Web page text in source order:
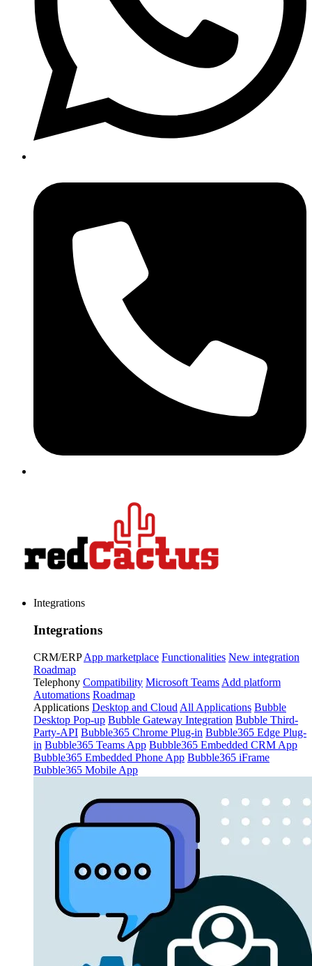
Integrations
Integrations
CRM/ERP App marketplace Functionalities New integration
Roadmap
Telephony Compatibility Microsoft Teams Add platform
Automations Roadmap
Applications Desktop and Cloud All Applications Bubble
Desktop Pop-up Bubble Gateway Integration Bubble Third-
Party-API Bubble365 Chrome Plug-in Bubble365 Edge Plug-
in Bubble365 Teams App Bubble365 Embedded CRM App
Bubble365 Embedded Phone App Bubble365 iFrame
Bubble365 Mobile App